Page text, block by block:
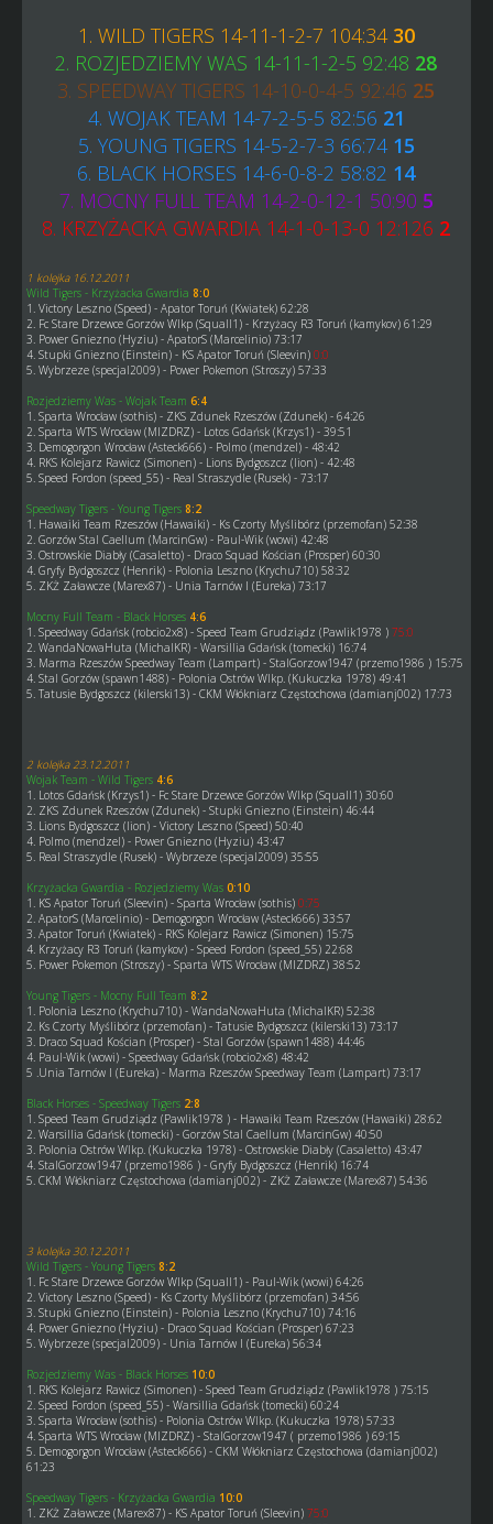
1. WILD TIGERS 14-11-1-2-7 104:34 30
2. ROZJEDZIEMY WAS 14-11-1-2-5 92:48 28
3. SPEEDWAY TIGERS 14-10-0-4-5 92:46 25
4. WOJAK TEAM 14-7-2-5-5 82:56 21
5. YOUNG TIGERS 14-5-2-7-3 66:74 15
6. BLACK HORSES 14-6-0-8-2 58:82 14
7. MOCNY FULL TEAM 14-2-0-12-1 50:90 5
8. KRZYŻACKA GWARDIA 14-1-0-13-0 12:126 2
1 kolejka 16.12.2011
Wild Tigers - Krzyżacka Gwardia 8:0
1. Victory Leszno (Speed) - Apator Toruń (Kwiatek) 62:28
2. Fc Stare Drzewce Gorzów Wlkp (Squall1) - Krzyżacy R3 Toruń (kamykov) 61:29
3. Power Gniezno (Hyziu) - ApatorS (Marcelinio) 73:17
4. Stupki Gniezno (Einstein) - KS Apator Toruń (Sleevin) 0:0
5. Wybrzeze (specjal2009) - Power Pokemon (Stroszy) 57:33
Rozjedziemy Was - Wojak Team 6:4
1. Sparta Wrocław (sothis) - ZKS Zdunek Rzeszów (Zdunek) - 64:26
2. Sparta WTS Wrocław (MIZDRZ) - Lotos Gdańsk (Krzys1) - 39:51
3. Demogorgon Wrocław (Asteck666) - Polmo (mendzel) - 48:42
4. RKS Kolejarz Rawicz (Simonen) - Lions Bydgoszcz (lion) - 42:48
5. Speed Fordon (speed_55) - Real Straszydle (Rusek) - 73:17
Speedway Tigers - Young Tigers 8:2
1. Hawaiki Team Rzeszów (Hawaiki) - Ks Czorty Myślibórz (przemofan) 52:38
2. Gorzów Stal Caellum (MarcinGw) - Paul-Wik (wowi) 42:48
3. Ostrowskie Diabły (Casaletto) - Draco Squad Kościan (Prosper) 60:30
4. Gryfy Bydgoszcz (Henrik) - Polonia Leszno (Krychu710) 58:32
5. ZKŻ Załawcze (Marex87) - Unia Tarnów I (Eureka) 73:17
Mocny Full Team - Black Horses 4:6
1. Speedway Gdańsk (robcio2x8) - Speed Team Grudziądz (Pawlik1978 ) 75:0
2. WandaNowaHuta (MichalKR) - Warsillia Gdańsk (tomecki) 16:74
3. Marma Rzeszów Speedway Team (Lampart) - StalGorzow1947 (przemo1986 ) 15:75
4. Stal Gorzów (spawn1488) - Polonia Ostrów Wlkp. (Kukuczka 1978) 49:41
5. Tatusie Bydgoszcz (kilerski13) - CKM Włókniarz Częstochowa (damianj002) 17:73
2 kolejka 23.12.2011
Wojak Team - Wild Tigers 4:6
1. Lotos Gdańsk (Krzys1) - Fc Stare Drzewce Gorzów Wlkp (Squall1) 30:60
2. ZKS Zdunek Rzeszów (Zdunek) - Stupki Gniezno (Einstein) 46:44
3. Lions Bydgoszcz (lion) - Victory Leszno (Speed) 50:40
4. Polmo (mendzel) - Power Gniezno (Hyziu) 43:47
5. Real Straszydle (Rusek) - Wybrzeze (specjal2009) 35:55
Krzyżacka Gwardia - Rozjedziemy Was 0:10
1. KS Apator Toruń (Sleevin) - Sparta Wrocław (sothis) 0:75
2. ApatorS (Marcelinio) - Demogorgon Wrocław (Asteck666) 33:57
3. Apator Toruń (Kwiatek) - RKS Kolejarz Rawicz (Simonen) 15:75
4. Krzyżacy R3 Toruń (kamykov) - Speed Fordon (speed_55) 22:68
5. Power Pokemon (Stroszy) - Sparta WTS Wrocław (MIZDRZ) 38:52
Young Tigers - Mocny Full Team 8:2
1. Polonia Leszno (Krychu710) - WandaNowaHuta (MichalKR) 52:38
2. Ks Czorty Myślibórz (przemofan) - Tatusie Bydgoszcz (kilerski13) 73:17
3. Draco Squad Kościan (Prosper) - Stal Gorzów (spawn1488) 44:46
4. Paul-Wik (wowi) - Speedway Gdańsk (robcio2x8) 48:42
5 .Unia Tarnów I (Eureka) - Marma Rzeszów Speedway Team (Lampart) 73:17
Black Horses - Speedway Tigers 2:8
1. Speed Team Grudziądz (Pawlik1978 ) - Hawaiki Team Rzeszów (Hawaiki) 28:62
2. Warsillia Gdańsk (tomecki) - Gorzów Stal Caellum (MarcinGw) 40:50
3. Polonia Ostrów Wlkp. (Kukuczka 1978) - Ostrowskie Diabły (Casaletto) 43:47
4. StalGorzow1947 (przemo1986 ) - Gryfy Bydgoszcz (Henrik) 16:74
5. CKM Włókniarz Częstochowa (damianj002) - ZKŻ Załawcze (Marex87) 54:36
3 kolejka 30.12.2011
Wild Tigers - Young Tigers 8:2
1. Fc Stare Drzewce Gorzów Wlkp (Squall1) - Paul-Wik (wowi) 64:26
2. Victory Leszno (Speed) - Ks Czorty Myślibórz (przemofan) 34:56
3. Stupki Gniezno (Einstein) - Polonia Leszno (Krychu710) 74:16
4. Power Gniezno (Hyziu) - Draco Squad Kościan (Prosper) 67:23
5. Wybrzeze (specjal2009) - Unia Tarnów I (Eureka) 56:34
Rozjedziemy Was - Black Horses 10:0
1. RKS Kolejarz Rawicz (Simonen) - Speed Team Grudziądz (Pawlik1978 ) 75:15
2. Speed Fordon (speed_55) - Warsillia Gdańsk (tomecki) 60:24
3. Sparta Wrocław (sothis) - Polonia Ostrów Wlkp. (Kukuczka 1978) 57:33
4. Sparta WTS Wrocław (MIZDRZ) - StalGorzow1947 ( przemo1986 ) 69:15
5. Demogorgon Wrocław (Asteck666) - CKM Włókniarz Częstochowa (damianj002)
61:23
Speedway Tigers - Krzyżacka Gwardia 10:0
1. ZKŻ Załawcze (Marex87) - KS Apator Toruń (Sleevin) 75:0